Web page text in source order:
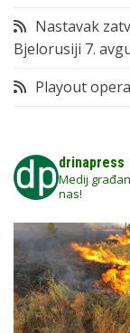
Nastavak
Bjelorusiji 7.
Playout
drinapress
Medij
nas!